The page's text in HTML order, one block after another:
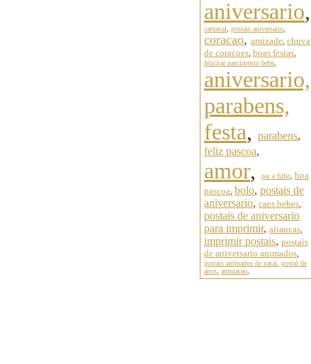
aniversario,
carnaval postais aniversario
coracao, amizade, chuva
de coracoes, boas festas,
felicitar nascimento bebe
aniversario,
parabens,
festa, parabens,
feliz pascoa,
amor, pai e filho boa
pascoa, bolo, postais de
aniversario, caes bebes,
postais de aniversario
para imprimir, aliancas,
imprimir postais, postais
de aniversario animados,
postais animados de natal
postal de
anos animacao